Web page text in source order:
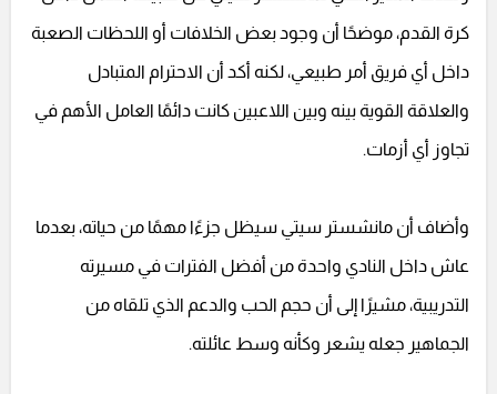
كرة القدم، موضحًا أن وجود بعض الخلافات أو اللحظات الصعبة
داخل أي فريق أمر طبيعي، لكنه أكد أن الاحترام المتبادل
والعلاقة القوية بينه وبين اللاعبين كانت دائمًا العامل الأهم في
تجاوز أي أزمات.
وأضاف أن مانشستر سيتي سيظل جزءًا مهمًا من حياته، بعدما
عاش داخل النادي واحدة من أفضل الفترات في مسيرته
التدريبية، مشيرًا إلى أن حجم الحب والدعم الذي تلقاه من
الجماهير جعله يشعر وكأنه وسط عائلته.